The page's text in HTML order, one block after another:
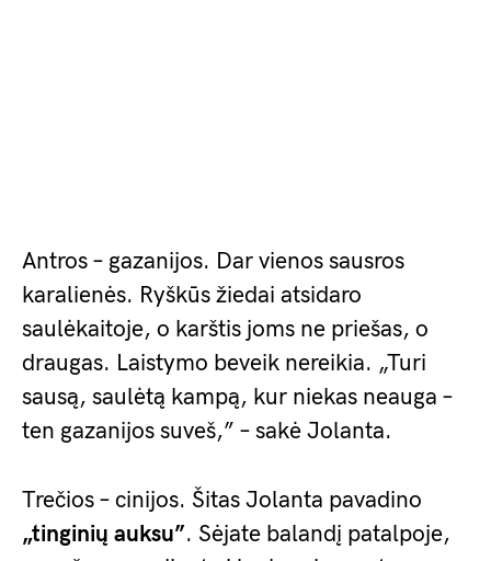
Antros – gazanijos. Dar vienos sausros
karalienės. Ryškūs žiedai atsidaro
saulėkaitoje, o karštis joms ne priešas, o
draugas. Laistymo beveik nereikia. „Turi
sausą, saulėtą kampą, kur niekas neauga –
ten gazanijos suveš,” – sakė Jolanta.
Trečios – cinijos. Šitas Jolanta pavadino
„tinginių auksu”. Sėjate balandį patalpoje,